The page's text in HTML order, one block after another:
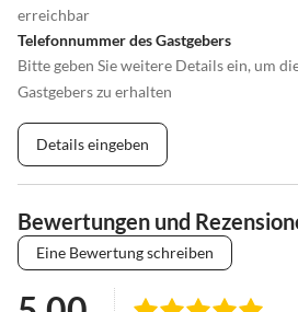
erreichbar
Telefonnummer des Gastgebers
Bitte geben Sie weitere Details ein, um
Gastgebers zu erhalten
Details eingeben
Bewertungen und
Eine Bewertung schreiben